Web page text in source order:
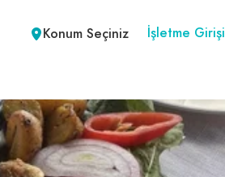
Konum Seçiniz İşletme Girişi